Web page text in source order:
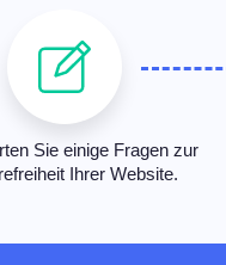
Sie einige Fragen zur
Ihrer Website.